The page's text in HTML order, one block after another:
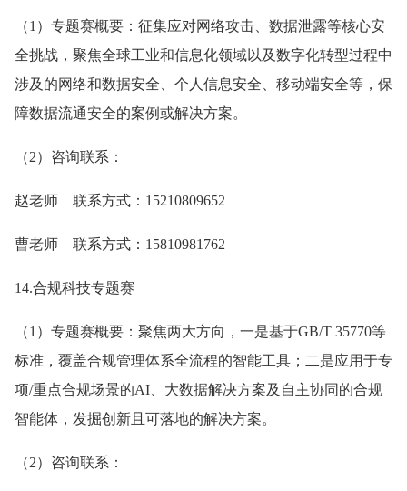
（1）专题赛概要：征集应对网络攻击、数据泄露等核心安
全挑战，聚焦全球工业和信息化领域以及数字化转型过程中
涉及的网络和数据安全、个人信息安全、移动端安全等，保
障数据流通安全的案例或解决方案。
（2）咨询联系：
赵老师 联系方式：15210809652
曹老师 联系方式：15810981762
14.合规科技专题赛
（1）专题赛概要：聚焦两大方向，一是基于GB/T 35770等
标准，覆盖合规管理体系全流程的智能工具；二是应用于专
项/重点合规场景的AI、大数据解决方案及自主协同的合规
智能体，发掘创新且可落地的解决方案。
（2）咨询联系：